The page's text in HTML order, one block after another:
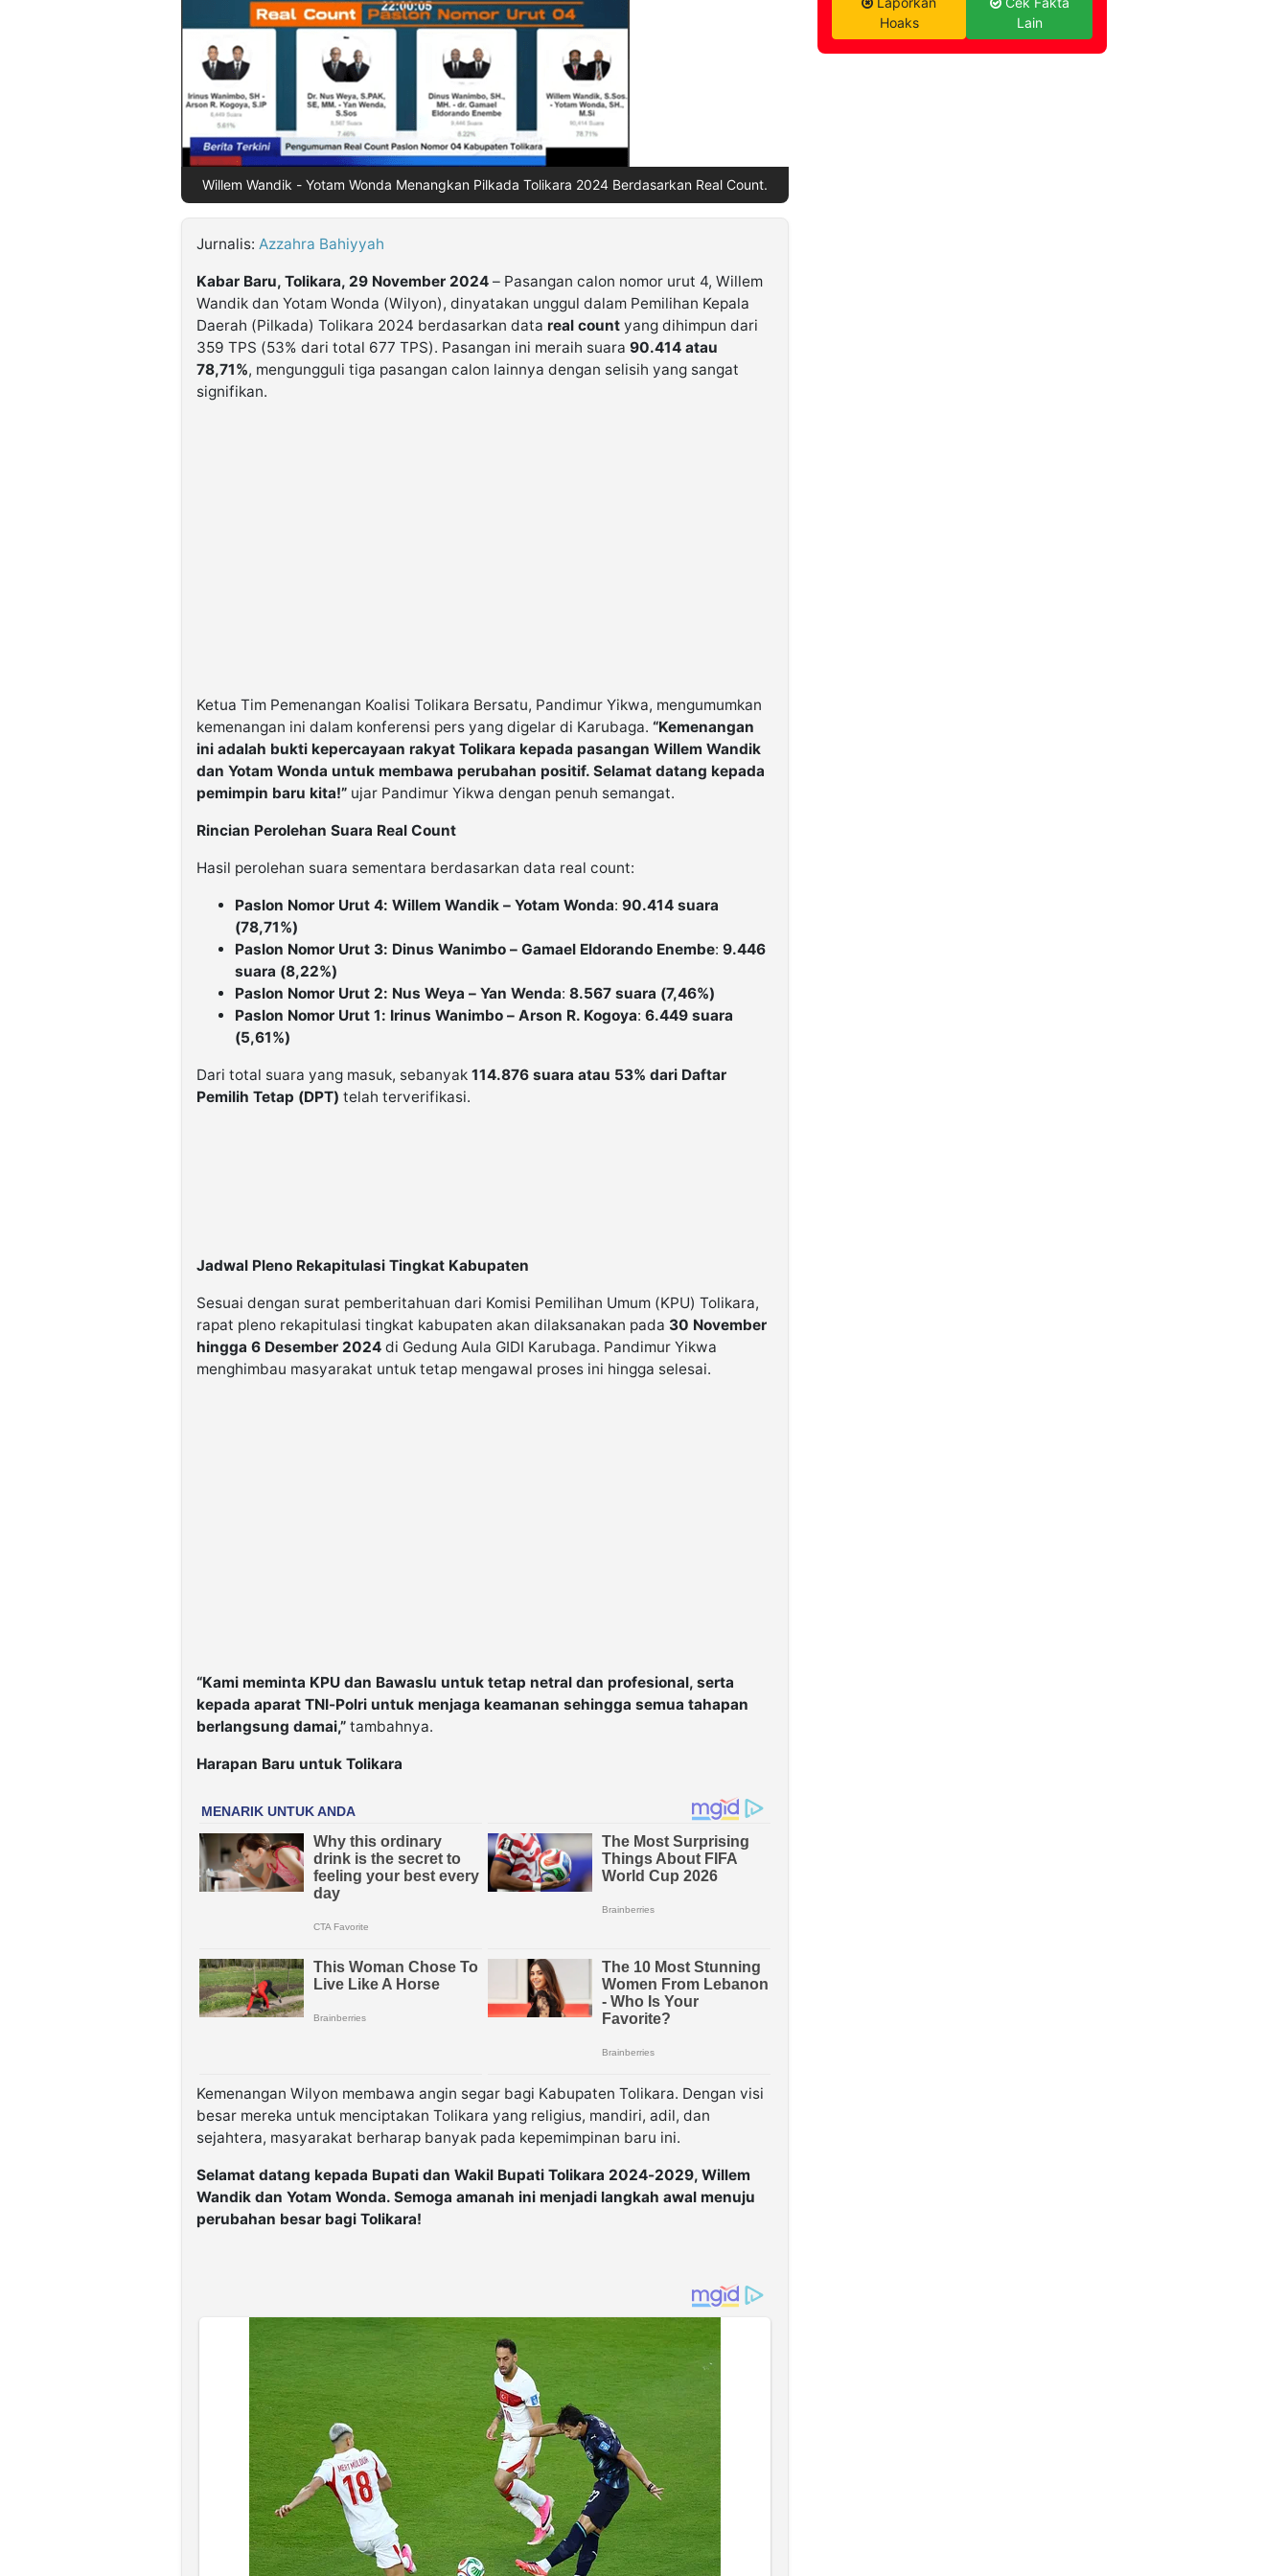
Willem Wandik - Yotam Wonda Menangkan Pilkada Tolikara 2024 Berdasarkan Real Count.
Jurnalis: Azzahra Bahiyyah
Kabar Baru, Tolikara, 29 November 2024 – Pasangan calon nomor urut 4, Willem
Wandik dan Yotam Wonda (Wilyon), dinyatakan unggul dalam Pemilihan Kepala
Daerah (Pilkada) Tolikara 2024 berdasarkan data real count yang dihimpun dari
359 TPS (53% dari total 677 TPS). Pasangan ini meraih suara 90.414 atau
78,71%, mengungguli tiga pasangan calon lainnya dengan selisih yang sangat
signifikan.
Ketua Tim Pemenangan Koalisi Tolikara Bersatu, Pandimur Yikwa, mengumumkan
kemenangan ini dalam konferensi pers yang digelar di Karubaga. “Kemenangan
ini adalah bukti kepercayaan rakyat Tolikara kepada pasangan Willem Wandik
dan Yotam Wonda untuk membawa perubahan positif. Selamat datang kepada
pemimpin baru kita!” ujar Pandimur Yikwa dengan penuh semangat.
Rincian Perolehan Suara Real Count
Hasil perolehan suara sementara berdasarkan data real count:
Paslon Nomor Urut 4: Willem Wandik – Yotam Wonda: 90.414 suara
(78,71%)
Paslon Nomor Urut 3: Dinus Wanimbo – Gamael Eldorando Enembe: 9.446
suara (8,22%)
Paslon Nomor Urut 2: Nus Weya – Yan Wenda: 8.567 suara (7,46%)
Paslon Nomor Urut 1: Irinus Wanimbo – Arson R. Kogoya: 6.449 suara
(5,61%)
Dari total suara yang masuk, sebanyak 114.876 suara atau 53% dari Daftar
Pemilih Tetap (DPT) telah terverifikasi.
Jadwal Pleno Rekapitulasi Tingkat Kabupaten
Sesuai dengan surat pemberitahuan dari Komisi Pemilihan Umum (KPU) Tolikara,
rapat pleno rekapitulasi tingkat kabupaten akan dilaksanakan pada 30 November
hingga 6 Desember 2024 di Gedung Aula GIDI Karubaga. Pandimur Yikwa
menghimbau masyarakat untuk tetap mengawal proses ini hingga selesai.
“Kami meminta KPU dan Bawaslu untuk tetap netral dan profesional, serta
kepada aparat TNI-Polri untuk menjaga keamanan sehingga semua tahapan
berlangsung damai,” tambahnya.
Harapan Baru untuk Tolikara
Kemenangan Wilyon membawa angin segar bagi Kabupaten Tolikara. Dengan visi
besar mereka untuk menciptakan Tolikara yang religius, mandiri, adil, dan
sejahtera, masyarakat berharap banyak pada kepemimpinan baru ini.
Selamat datang kepada Bupati dan Wakil Bupati Tolikara 2024-2029, Willem
Wandik dan Yotam Wonda. Semoga amanah ini menjadi langkah awal menuju
perubahan besar bagi Tolikara!
Hoaks
Lain